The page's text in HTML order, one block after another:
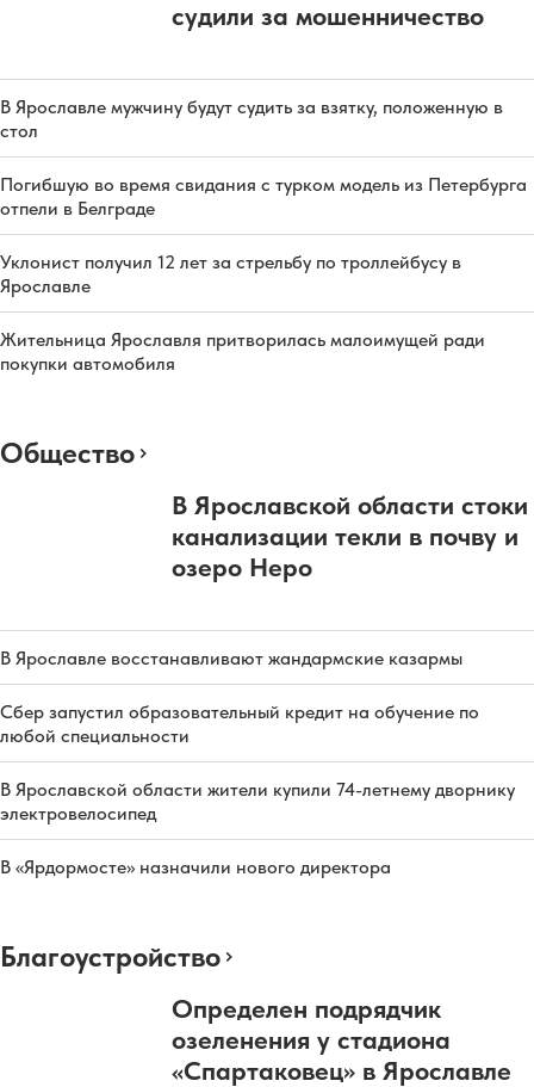
судили за мошенничество
В Ярославле мужчину будут судить за взятку, положенную в
стол
Погибшую во время свидания с турком модель из Петербурга
отпели в Белграде
Уклонист получил 12 лет за стрельбу по троллейбусу в
Ярославле
Жительница Ярославля притворилась малоимущей ради
покупки автомобиля
Общество
В Ярославской области стоки
канализации текли в почву и
озеро Неро
В Ярославле восстанавливают жандармские казармы
Сбер запустил образовательный кредит на обучение по
любой специальности
В Ярославской области жители купили 74-летнему дворнику
электровелосипед
В «Ярдормосте» назначили нового директора
Благоустройство
Определен подрядчик
озеленения у стадиона
«Спартаковец» в Ярославле